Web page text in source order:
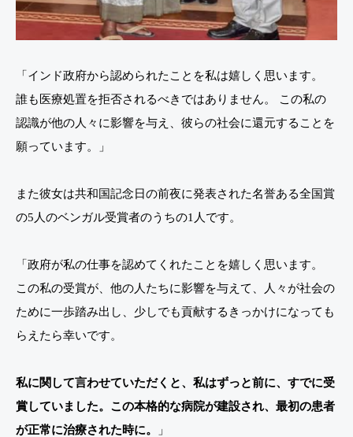
「インド政府から認められたことを私は嬉しく思います。
誰も医療処置を拒否されるべきではありません。 この私の
認識が他の人々に影響を与え、彼らの社会に還元することを
願っています。」
また彼女は共和国記念日の前夜に発表された名誉ある全国賞
の5人のベンガル受賞者のうちの1人です。
「政府が私の仕事を認めてくれたことを嬉しく思います。
この私の受賞が、他の人たちに影響を与えて、人々が社会の
ために一歩踏み出し、少しでも貢献するきっかけになっても
らえたら幸いです。
私に関して言わせていただくと、私はずっと前に、すでに受
賞していました。この本格的な病院が建設され、最初の患者
が正常に治療された時に。
」